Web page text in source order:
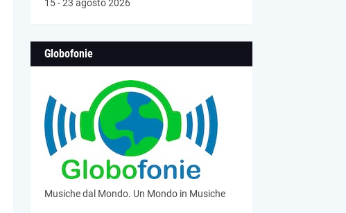
15 - 23 agosto 2026
Globofonie
Musiche dal Mondo. Un Mondo in Musiche